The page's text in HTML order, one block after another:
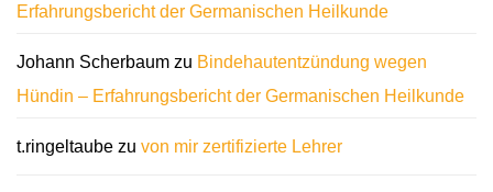
Erfahrungsbericht der Germanischen Heilkunde
Johann Scherbaum zu Bindehautentzündung wegen
Hündin – Erfahrungsbericht der Germanischen Heilkunde
t.ringeltaube zu von mir zertifizierte Lehrer